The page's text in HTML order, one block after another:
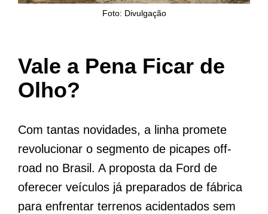
Foto: Divulgação
Vale a Pena Ficar de
Olho?
Com tantas novidades, a linha promete
revolucionar o segmento de picapes off-
road no Brasil. A proposta da Ford de
oferecer veículos já preparados de fábrica
para enfrentar terrenos acidentados sem